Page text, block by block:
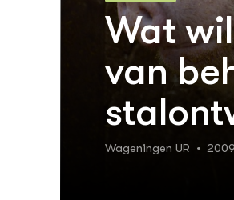
Wat
van
Wageningen UR 2009